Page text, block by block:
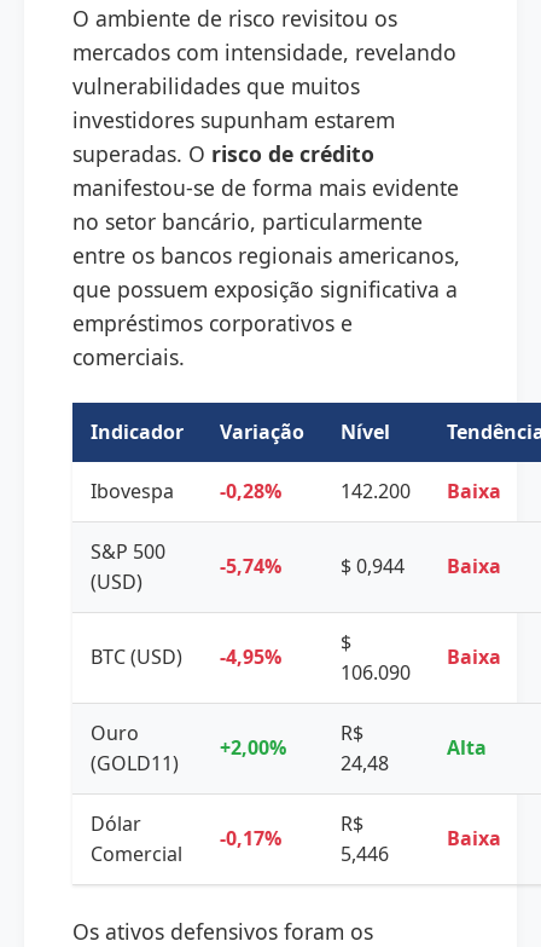
O ambiente de risco revisitou os
mercados com intensidade, revelando
vulnerabilidades que muitos
investidores supunham estarem
superadas. O risco de crédito
manifestou-se de forma mais evidente
no setor bancário, particularmente
entre os bancos regionais americanos,
que possuem exposição significativa a
empréstimos corporativos e
comerciais.
Indicador Variação Nível
Ibovespa -0,28% 142.200 Baixa
S&P 500
(USD)
-5,74% $ 0,944 Baixa
BTC (USD) -4,95%
$
106.090
Baixa
Ouro
(GOLD11)
+2,00%
R$
24,48
Alta
Dólar
Comercial
-0,17%
R$
5,446
Baixa
Os ativos defensivos foram os